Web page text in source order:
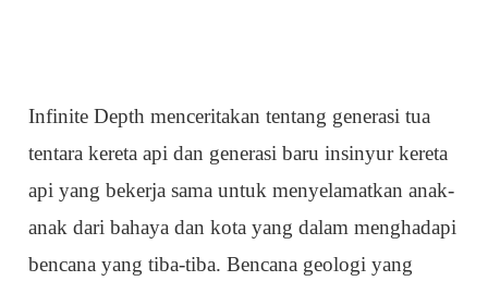
Infinite Depth menceritakan tentang generasi tua
tentara kereta api dan generasi baru insinyur kereta
api yang bekerja sama untuk menyelamatkan anak-
anak dari bahaya dan kota yang dalam menghadapi
bencana yang tiba-tiba. Bencana geologi yang